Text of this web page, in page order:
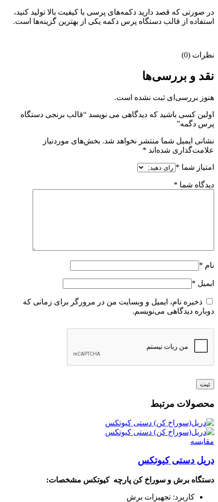
در صورتی که قصد دارید دکمه‌های پرسی با کیفیت بالا تولید کنید،
استفاده از قالب دستگاه پرس دکمه یکی از بهترین گزینه‌ها است.
نظرات (0)
نقد و بررسی‌ها
هنوز بررسی‌ای ثبت نشده است.
اولین کسی باشید که دیدگاهی می نویسد “قالب برنجی دستگاه
پرس دگمه”
نشانی ایمیل شما منتشر نخواهد شد. بخش‌های موردنیاز
علامت‌گذاری شده‌اند *
امتیاز شما *
دیدگاه شما *
نام *
ایمیل *
ذخیره نام، ایمیل و وبسایت من در مرورگر برای زمانی که
دوباره دیدگاهی می‌نویسم.
محصولات مرتبط
مقايسه
دریل دستی کیوتکس
دستگاه برش و سوراخ کن پارچه کیوتکس مشخصات:
کاربرد: تجهیزات برش